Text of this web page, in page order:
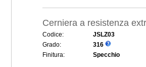
Cerniera a resistenza
Codice:
JSLZ03
Grado:
316
Finitura:
Specchio